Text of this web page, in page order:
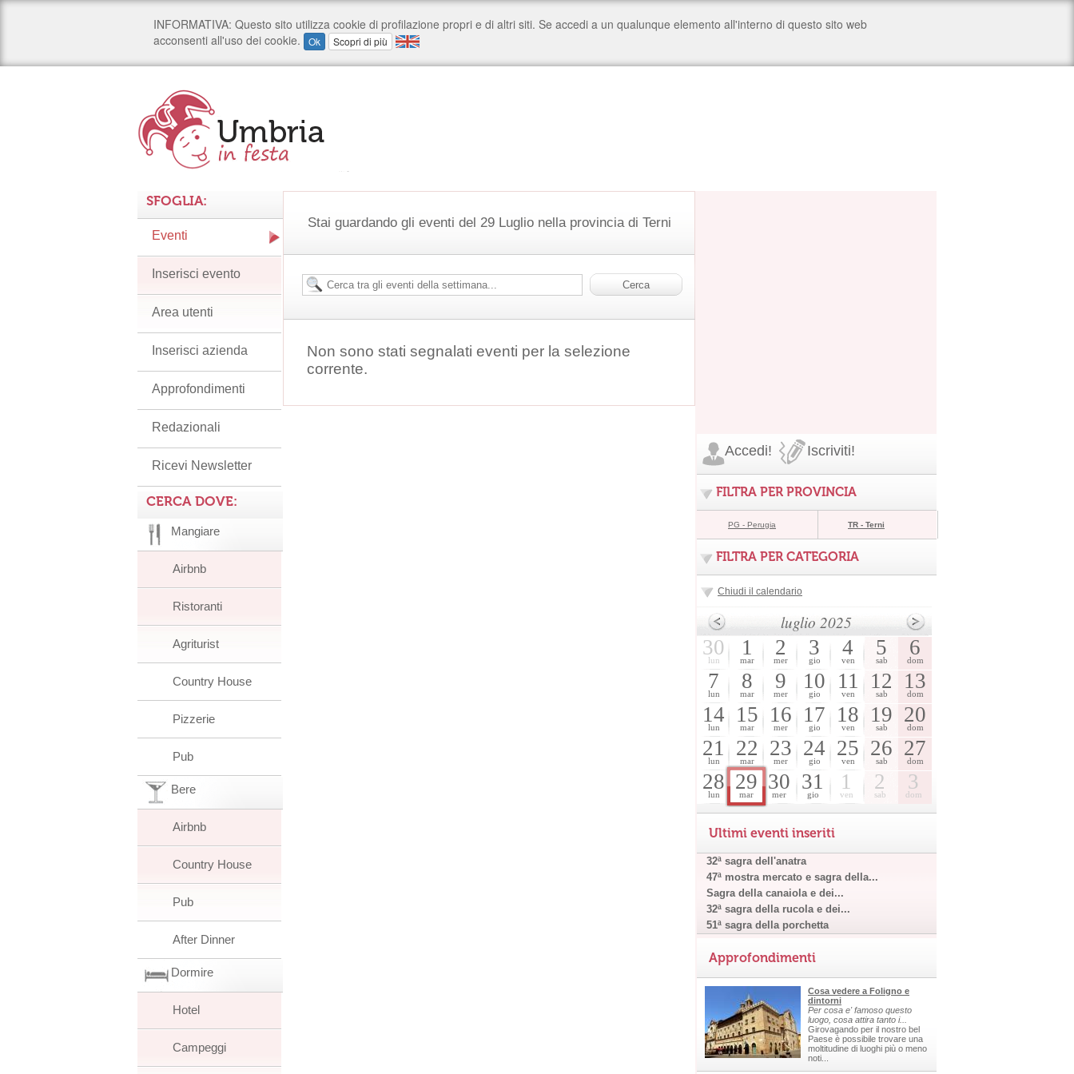
Stai guardando gli eventi del 29 Luglio nella provincia di Terni
Non sono stati segnalati eventi per la selezione
corrente.
SFOGLIA:
Eventi
Inserisci evento
Area utenti
Inserisci azienda
Approfondimenti
Redazionali
Ricevi Newsletter
CERCA DOVE:
Mangiare
Airbnb
Ristoranti
Agriturist
Country House
Pizzerie
Pub
Bere
Airbnb
Country House
Pub
After Dinner
Dormire
Hotel
Campeggi
Accedi! Iscriviti!
FILTRA PER PROVINCIA
PG - Perugia TR - Terni
FILTRA PER CATEGORIA
Chiudi il calendario
luglio 2025
30
lun
1
mar
2
mer
3
gio
4
ven
5
sab
6
dom
7
lun
8
mar
9
mer
10
gio
11
ven
12
sab
13
dom
14
lun
15
mar
16
mer
17
gio
18
ven
19
sab
20
dom
21
lun
22
mar
23
mer
24
gio
25
ven
26
sab
27
dom
28
lun
29
mar
30
mer
31
gio
1
ven
2
sab
3
dom
Ultimi eventi inseriti
32ª sagra dell'anatra
47ª mostra mercato e sagra della...
Sagra della canaiola e dei...
32ª sagra della rucola e dei...
51ª sagra della porchetta
Approfondimenti
Cosa vedere a Foligno e
dintorni
Per cosa e' famoso questo
luogo, cosa attira tanto i...
Girovagando per il nostro bel
Paese è possibile trovare una
moltitudine di luoghi più o meno
noti...